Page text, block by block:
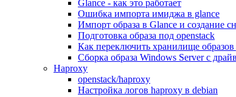
Glance - как это работает
Ошибка импорта имиджа в glance
Импорт образа в Glance и создание
Подготовка образа под openstack
Как переключить хранилище
Сборка образа Windows Server с
Haproxy
openstack/haproxy
Настройка логов haproxy в debian